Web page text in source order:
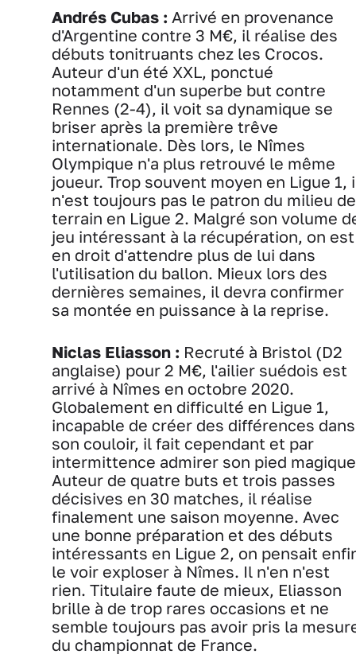
Andrés Cubas : Arrivé en provenance
d'Argentine contre 3 M€, il réalise des
débuts tonitruants chez les Crocos.
Auteur d'un été XXL, ponctué
notamment d'un superbe but contre
Rennes (2-4), il voit sa dynamique se
briser après la première trêve
internationale. Dès lors, le Nîmes
Olympique n'a plus retrouvé le même
joueur. Trop souvent moyen en Ligue 1,
n'est toujours pas le patron du milieu de
terrain en Ligue 2. Malgré son volume
jeu intéressant à la récupération, on est
en droit d'attendre plus de lui dans
l'utilisation du ballon. Mieux lors des
dernières semaines, il devra confirmer
sa montée en puissance à la reprise.
Niclas Eliasson : Recruté à Bristol (D2
anglaise) pour 2 M€, l'ailier suédois est
arrivé à Nîmes en octobre 2020.
Globalement en difficulté en Ligue 1,
incapable de créer des différences dans
son couloir, il fait cependant et par
intermittence admirer son pied
Auteur de quatre buts et trois passes
décisives en 30 matches, il réalise
finalement une saison moyenne. Avec
une bonne préparation et des débuts
intéressants en Ligue 2, on pensait
le voir exploser à Nîmes. Il n'en n'est
rien. Titulaire faute de mieux, Eliasson
brille à de trop rares occasions et ne
semble toujours pas avoir pris la
du championnat de France.